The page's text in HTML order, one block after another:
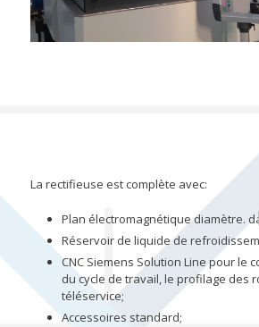
La rectifieuse est complète avec:
Plan électromagnétique diamètre.
Réservoir de liquide de
CNC Siemens Solution Line pour le
du cycle de travail, le profilage des
téléservice;
Accessoires standard;